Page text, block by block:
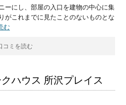
ーにし、部屋の入口を建物の中心に集
がこれまでに見たことのないものとな
む
コミを読む
ハウス 所沢プレイス